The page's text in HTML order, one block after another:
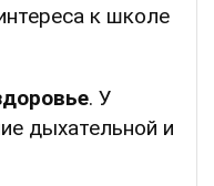
к школе
. У
дыхательной и